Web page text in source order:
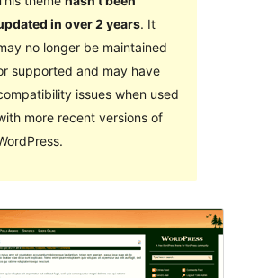
in over 2 years. It
no longer be maintained
supported and may have
issues when used
more recent versions of